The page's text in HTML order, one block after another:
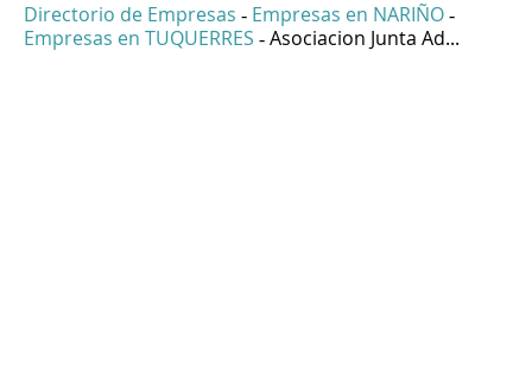
Directorio de Empresas - Empresas en NARIÑO -
Empresas en TUQUERRES - Asociacion Junta Ad...